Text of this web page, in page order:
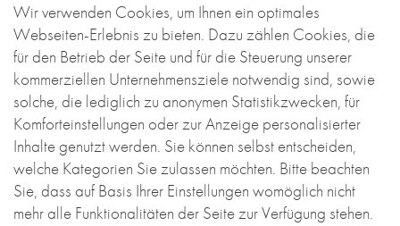
Wir verwenden Cookies, um Ihnen ein optimales
Webseiten-Erlebnis zu bieten. Dazu zählen Cookies, die
für den Betrieb der Seite und für die Steuerung unserer
kommerziellen Unternehmensziele notwendig sind, sowie
solche, die lediglich zu anonymen Statistikzwecken, für
Komforteinstellungen oder zur Anzeige personalisierter
Inhalte genutzt werden. Sie können selbst entscheiden,
welche Kategorien Sie zulassen möchten. Bitte beachten
Sie, dass auf Basis Ihrer Einstellungen womöglich nicht
mehr alle Funktionalitäten der Seite zur Verfügung stehen.